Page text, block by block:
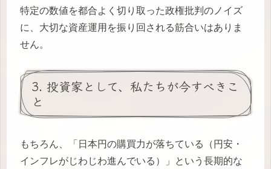
特定の数値を都合よく切り取った政権批判のノイズ
に、大切な資産運用を振り回される筋合いはありま
せん。
3. 投資家として、私たちが今すべきこ
と
もちろん、「日本円の購買力が落ちている（円安・
インフレがじわじわ進んでいる）」という長期的な